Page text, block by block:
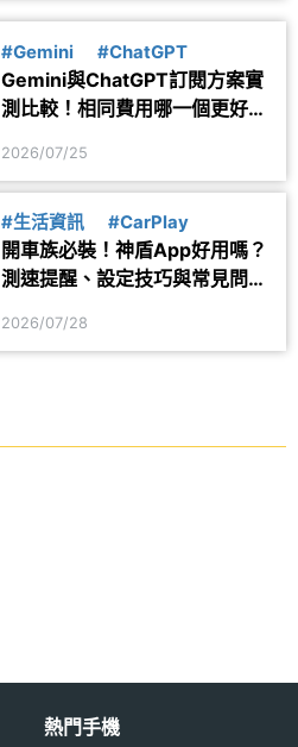
#Gemini #ChatGPT
Gemini與ChatGPT訂閱方案實
測比較！相同費用哪一個更好
2026/07/25
#生活資訊 #CarPlay
開車族必裝！神盾App好用嗎？
測速提醒、設定技巧與常見問題
2026/07/28
熱門手機